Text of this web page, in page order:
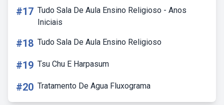
#17 Tudo Sala De Aula Ensino Religioso - Anos
Iniciais
#18 Tudo Sala De Aula Ensino Religioso
#19 Tsu Chu E Harpasum
#20 Tratamento De Agua Fluxograma